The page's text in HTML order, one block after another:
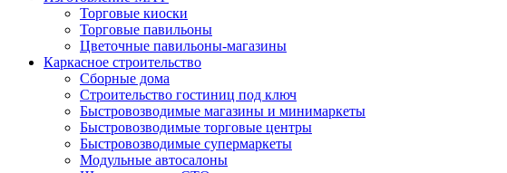
Торговые киоски
Торговые павильоны
Цветочные павильоны-магазины
Каркасное строительство
Сборные дома
Строительство гостиниц под ключ
Быстровозводимые магазины и минимаркеты
Быстровозводимые торговые центры
Быстровозводимые супермаркеты
Модульные автосалоны